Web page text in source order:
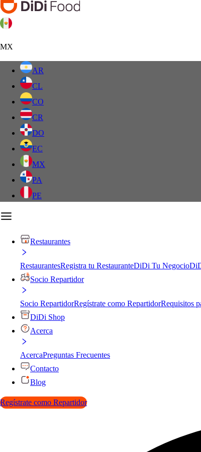
MX
AR
CL
CO
CR
DO
EC
MX
PA
PE
Restaurantes
RestaurantesRegistra tu RestauranteDiDi Tu Negocio
Socio Repartidor
Socio RepartidorRegístrate como RepartidorRequisitos
DiDi Shop
Acerca
AcercaPreguntas Frecuentes
Contacto
Blog
Regístrate como Repartidor